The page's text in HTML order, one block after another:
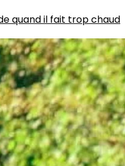
quand il fait trop chaud